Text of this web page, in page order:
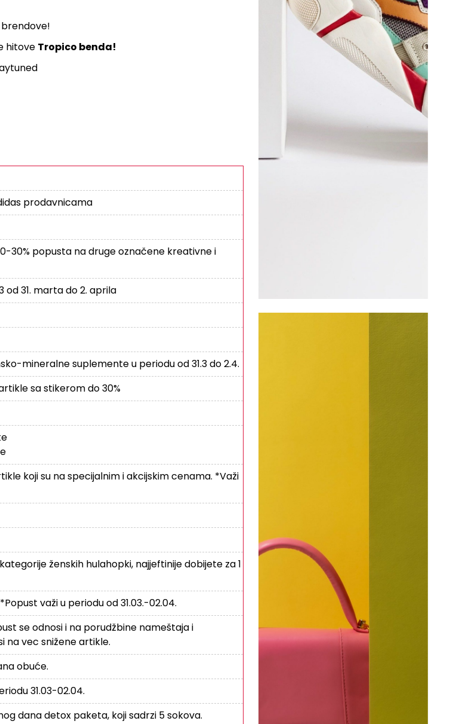
brendove!
hitove Tropico benda!
prodavnicama
30% popusta na druge označene kreativne i
31. marta do 2. aprila
mineralne suplemente u periodu od 31.3 do 2.4.
sa stikerom do 30%
koji su na specijalnim i akcijskim cenama. *Važi
ženskih hulahopki, najjeftinije dobijete za 1
važi u periodu od 31.03.-02.04.
se odnosi i na porudžbine nameštaja i
na vec snižene artikle.
obuće.
31.03-02.04.
dana detox paketa, koji sadrzi 5 sokova.